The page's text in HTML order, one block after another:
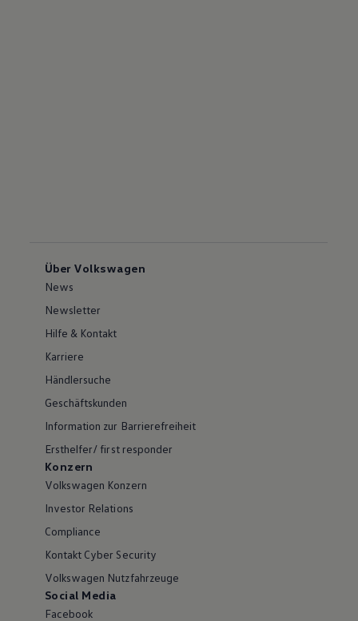
Über Volkswagen
News
Newsletter
Hilfe & Kontakt
Karriere
Händlersuche
Geschäftskunden
Information zur Barrierefreiheit
Ersthelfer/ first responder
Konzern
Volkswagen Konzern
Investor Relations
Compliance
Kontakt Cyber Security
Volkswagen Nutzfahrzeuge
Social Media
Facebook